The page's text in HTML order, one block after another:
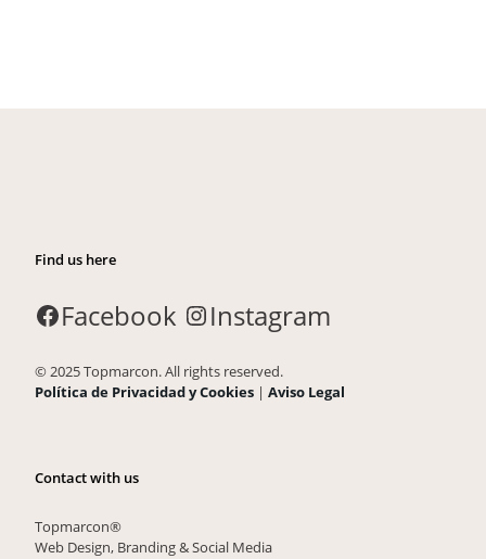
Find us here
Facebook Instagram
© 2025 Topmarcon. All rights reserved.
Política de Privacidad y Cookies | Aviso Legal
Contact with us
Topmarcon®
Web Design, Branding & Social Media